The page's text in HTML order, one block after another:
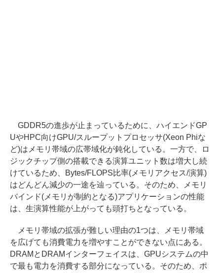
GDDR5の進歩が止まっているために、ハイエンドGP
UやHPC向けGPU/スループットプロセッサ(Xeon Phiな
ど)はメモリ帯域の広帯域化が鈍化している。一方で、ロ
ジックチップ側の搭載できる演算ユニット数は増大し続
けているため、Bytes/FLOPS比率(メモリアクセス/演算)
はどんどん減少の一途を辿っている。そのため、メモリ
バインド(メモリが制約となる)アプリケーションの性能
は、生演算性能が上がっても頭打ちとなっている。
メモリ帯域の拡張が難しい理由の1つは、メモリ帯域
を広げても消費電力を増やすことができない点にある。
DRAMとDRAMインターフェイスは、GPUシステムの中
で最も電力を消費する部分になっている。そのため、ポ